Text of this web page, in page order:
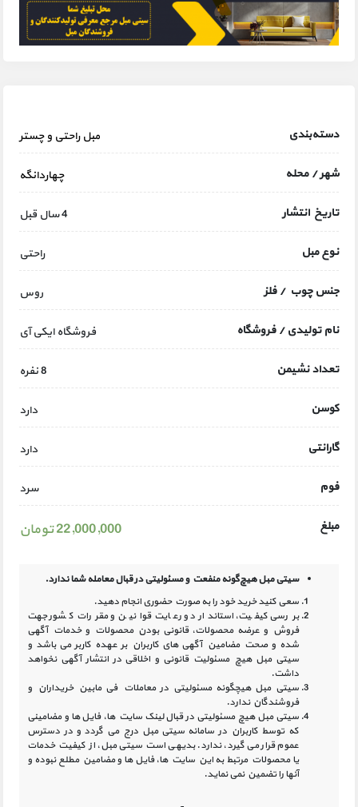
دسته‌بندی مبل راحتی و چستر
شهر / محله چهاردانگه
تاریخ انتشار 4 سال قبل
نوع مبل راحتی
جنس چوب / فلز روس
نام تولیدی / فروشگاه فروشگاه ایکی آی
تعداد نشیمن 8 نفره
کوسن دارد
گارانتی دارد
فوم سرد
مبلغ 22,000,000 تومان
سیتی مبل هیچ‌گونه منفعت و مسئولیتی درقبال معامله شما ندارد.
سعی کنید خرید خود را به صورت حضوری انجام دهید.
بررسی کیفیت، استاندارد و رعایت قوانین و مقررات کشور جهت
فروش و عرضه محصولات، قانونی بودن محصولات و خدمات آگهی
شده و صحت مضامین آگهی‏ های کاربران بر عهده کاربر می باشد و
سیتی مبل هیچ مسئولیت قانونی و اخلاقی در انتشار آگهی نخواهد
داشت.
سیتی مبل هیچگونه مسئولیتی در معاملات فی مابین خریداران و
فروشندگان ندارد.
سیتی مبل هیچ مسئولیتی در قبال لینک‏ سایت ‏ها، فایل ‏ها و مضامینی
که توسط کاربران در سامانه‏ سیتی مبل درج می گردد و در دسترس
عموم قرار می گیرد، ندارد. بدیهی است سیتی مبل، از کیفیت خدمات
یا محصولات مرتبط به این سایت‏ ها، فایل ها و مضامین مطلع نبوده و
آنها را تضمین نمی نماید.